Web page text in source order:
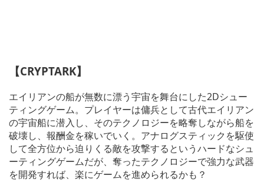
【CRYPTARK】
エイリアンの船が無数に漂う宇宙を舞台にした2Dシュー
ティングゲーム。プレイヤーは傭兵として古代エイリアン
の宇宙船に潜入し、そのテクノロジーを略奪しながら船を
破壊し、報酬金を稼いでいく。アナログスティックを駆使
して全方位から迫りくる敵を攻撃するというハードなシュ
ーティングゲームだが、奪ったテクノロジーで強力な武器
を開発すれば、楽にゲームを進められるかも？